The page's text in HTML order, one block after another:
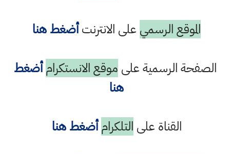
الموقع الرسمي على الانترنتأضغط هنا
الصفحة الرسمية على موقع الانستكرام أضغط
هنا
القناة على التلكرام أضغط هنا